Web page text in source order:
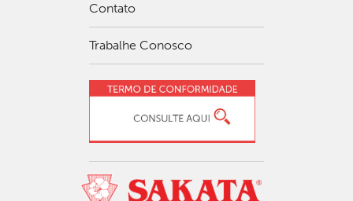
Contato
Trabalhe Conosco